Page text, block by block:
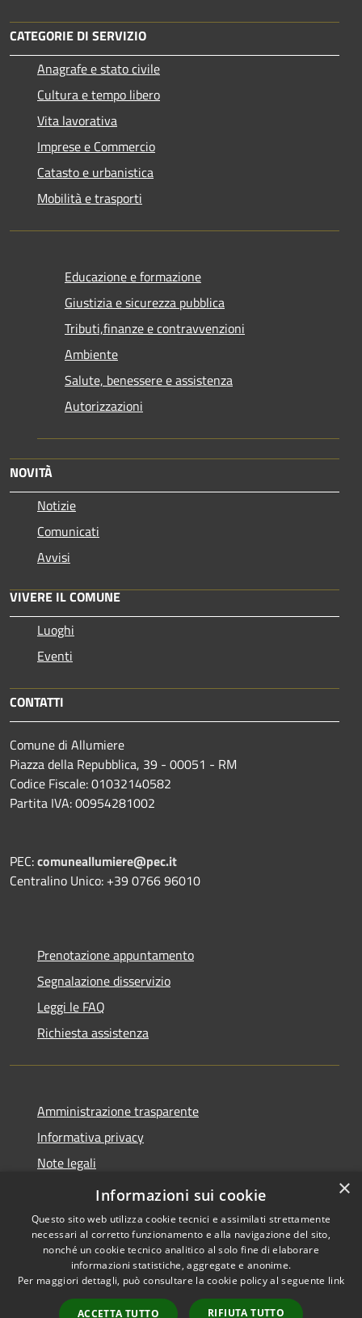
CATEGORIE DI SERVIZIO
Anagrafe e stato civile
Cultura e tempo libero
Vita lavorativa
Imprese e Commercio
Catasto e urbanistica
Mobilità e trasporti
Educazione e formazione
Giustizia e sicurezza pubblica
Tributi,finanze e contravvenzioni
Ambiente
Salute, benessere e assistenza
Autorizzazioni
NOVITÀ
Notizie
Comunicati
Avvisi
VIVERE IL COMUNE
Luoghi
Eventi
CONTATTI
Comune di Allumiere
Piazza della Repubblica, 39 - 00051 - RM
Codice Fiscale: 01032140582
Partita IVA: 00954281002
PEC:comuneallumiere@pec.it
Centralino Unico: +39 0766 96010
Prenotazione appuntamento
Segnalazione disservizio
Leggi le FAQ
Richiesta assistenza
Amministrazione trasparente
Informativa privacy
Note legali
Dichiarazione di accessibilità
Accessibilità
Copyright © 2026 • Comune di
Allumiere • Powered by
Municipium• Accesso
×
Informazioni sui cookie
Questo sito web utilizza cookie tecnici e assimilati strettamente
necessari al corretto funzionamento e alla navigazione del sito,
nonché un cookie tecnico analitico al solo fine di elaborare
informazioni statistiche, aggregate e anonime.
Per maggiori dettagli, può consultare la cookie policy al seguente link
ACCETTA TUTTO RIFIUTA TUTTO